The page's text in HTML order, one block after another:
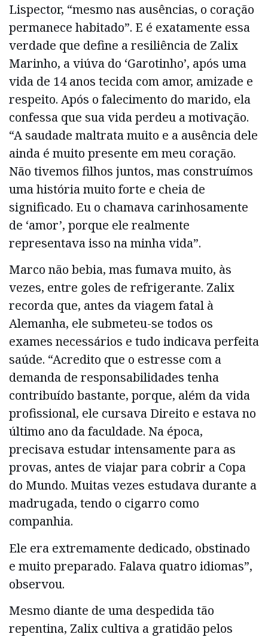
Lispector, “mesmo nas ausências, o coração
permanece habitado”. E é exatamente essa
verdade que define a resiliência de Zalix
Marinho, a viúva do ‘Garotinho’, após uma
vida de 14 anos tecida com amor, amizade e
respeito. Após o falecimento do marido, ela
confessa que sua vida perdeu a motivação.
“A saudade maltrata muito e a ausência dele
ainda é muito presente em meu coração.
Não tivemos filhos juntos, mas construímos
uma história muito forte e cheia de
significado. Eu o chamava carinhosamente
de ‘amor’, porque ele realmente
representava isso na minha vida”.
Marco não bebia, mas fumava muito, às
vezes, entre goles de refrigerante. Zalix
recorda que, antes da viagem fatal à
Alemanha, ele submeteu-se todos os
exames necessários e tudo indicava perfeita
saúde. “Acredito que o estresse com a
demanda de responsabilidades tenha
contribuído bastante, porque, além da vida
profissional, ele cursava Direito e estava no
último ano da faculdade. Na época,
precisava estudar intensamente para as
provas, antes de viajar para cobrir a Copa
do Mundo. Muitas vezes estudava durante a
madrugada, tendo o cigarro como
companhia.
Ele era extremamente dedicado, obstinado
e muito preparado. Falava quatro idiomas”,
observou.
Mesmo diante de uma despedida tão
repentina, Zalix cultiva a gratidão pelos